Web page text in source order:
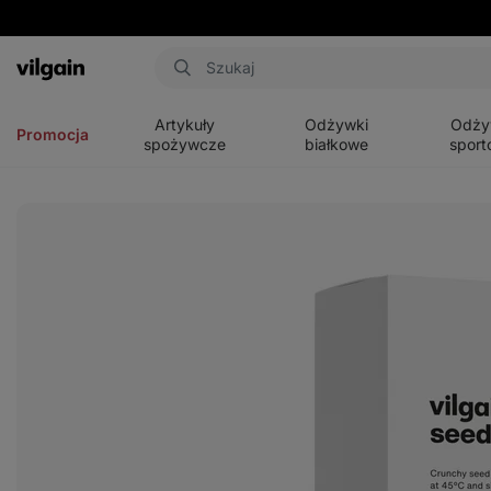
Aktin
Promocja
Artykuły
spożywcze
Odżywki
białkowe